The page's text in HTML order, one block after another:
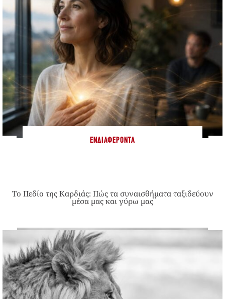
ΕΝΔΙΑΦΈΡΟΝΤΑ
Το Πεδίο της Καρδιάς: Πώς τα συναισθήματα ταξιδεύουν
μέσα μας και γύρω μας